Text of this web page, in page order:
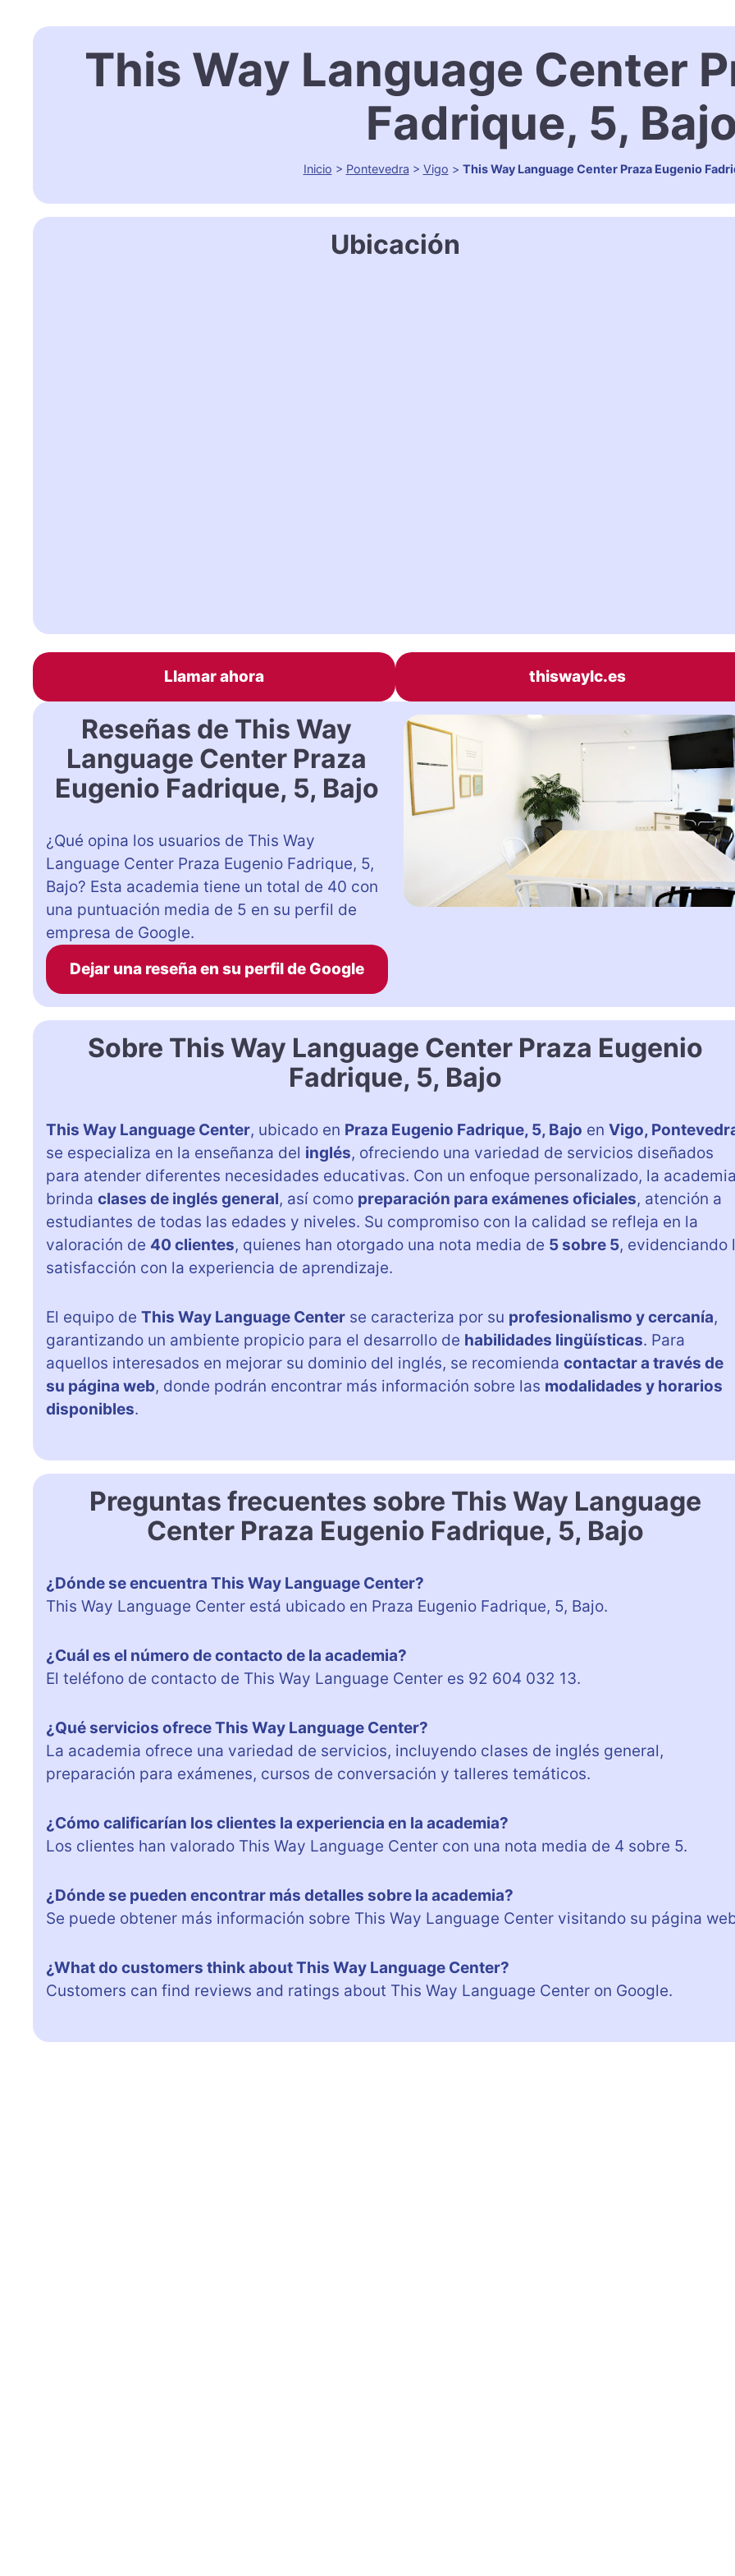
This Way Language Center
Fadrique, 5,
Inicio > Pontevedra > Vigo > This Way Language Center Praza Eugenio
Ubicación
Llamar ahora thiswaylc.es
Reseñas de This Way
Language Center Praza
Eugenio Fadrique, 5, Bajo
¿Qué opina los usuarios de This Way
Language Center Praza Eugenio Fadrique, 5,
Bajo? Esta academia tiene un total de 40 con
una puntuación media de 5 en su perfil de
empresa de Google.
Dejar una reseña en su perfil de Google
Sobre This Way Language Center Praza Eugenio
Fadrique, 5, Bajo
This Way Language Center, ubicado en Praza Eugenio Fadrique, 5, Bajo en Vigo,
se especializa en la enseñanza del inglés, ofreciendo una variedad de servicios diseñados
para atender diferentes necesidades educativas. Con un enfoque personalizado, la academia
brinda clases de inglés general, así como preparación para exámenes oficiales, atención a
estudiantes de todas las edades y niveles. Su compromiso con la calidad se refleja en la
valoración de 40 clientes, quienes han otorgado una nota media de 5 sobre 5, evidenciando
satisfacción con la experiencia de aprendizaje.
El equipo de This Way Language Center se caracteriza por su profesionalismo y cercanía,
garantizando un ambiente propicio para el desarrollo de habilidades lingüísticas. Para
aquellos interesados en mejorar su dominio del inglés, se recomienda contactar a través de
su página web, donde podrán encontrar más información sobre las modalidades y horarios
disponibles.
Preguntas frecuentes sobre This Way Language
Center Praza Eugenio Fadrique, 5, Bajo
¿Dónde se encuentra This Way Language Center?
This Way Language Center está ubicado en Praza Eugenio Fadrique, 5, Bajo.
¿Cuál es el número de contacto de la academia?
El teléfono de contacto de This Way Language Center es 92 604 032 13.
¿Qué servicios ofrece This Way Language Center?
La academia ofrece una variedad de servicios, incluyendo clases de inglés general,
preparación para exámenes, cursos de conversación y talleres temáticos.
¿Cómo calificarían los clientes la experiencia en la academia?
Los clientes han valorado This Way Language Center con una nota media de 4 sobre 5.
¿Dónde se pueden encontrar más detalles sobre la academia?
Se puede obtener más información sobre This Way Language Center visitando su página
¿What do customers think about This Way Language Center?
Customers can find reviews and ratings about This Way Language Center on Google.